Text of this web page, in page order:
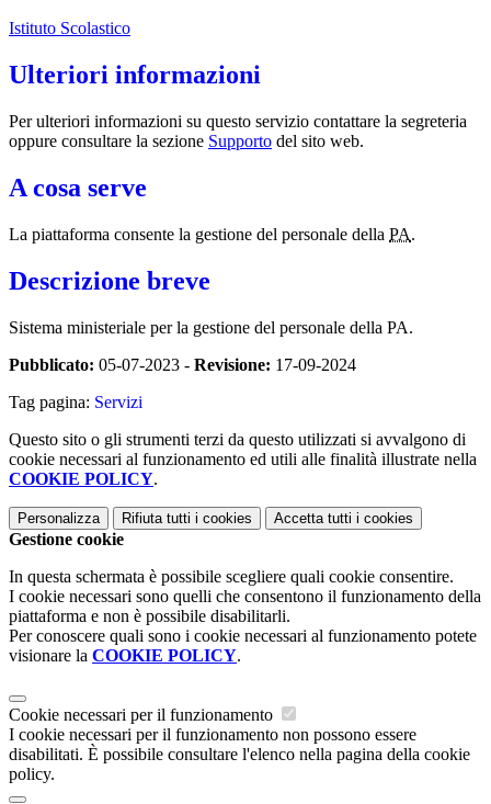
Istituto Scolastico
Ulteriori informazioni
Per ulteriori informazioni su questo servizio contattare la segreteria
oppure consultare la sezione Supporto del sito web.
A cosa serve
La piattaforma consente la gestione del personale della PA.
Descrizione breve
Sistema ministeriale per la gestione del personale della PA.
Pubblicato: 05-07-2023 - Revisione: 17-09-2024
Tag pagina: Servizi
Questo sito o gli strumenti terzi da questo utilizzati si avvalgono di
cookie necessari al funzionamento ed utili alle finalità illustrate nella
COOKIE POLICY.
Personalizza Rifiuta tutti i cookies Accetta tutti i cookies
Gestione cookie
In questa schermata è possibile scegliere quali cookie consentire.
I cookie necessari sono quelli che consentono il funzionamento della
piattaforma e non è possibile disabilitarli.
Per conoscere quali sono i cookie necessari al funzionamento potete
visionare la COOKIE POLICY.
Cookie necessari per il funzionamento
I cookie necessari per il funzionamento non possono essere
disabilitati. È possibile consultare l'elenco nella pagina della cookie
policy.